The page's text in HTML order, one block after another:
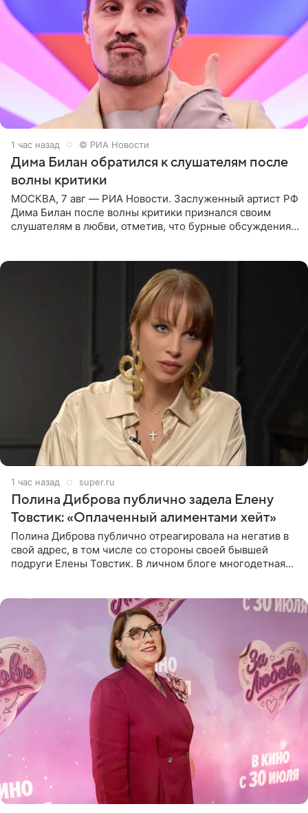
1 час назад © РИА Новости
Дима Билан обратился к слушателям после
волны критики
МОСКВА, 7 авг — РИА Новости. Заслуженный артист РФ
Дима Билан после волны критики признался своим
слушателям в любви, отметив, что бурные обсуждения
1 час назад super.ru
Полина Диброва публично задела Елену
Товстик: «Оплаченный алиментами хейт»
Полина Диброва публично отреагировала на негатив в
свой адрес, в том числе со стороны своей бывшей
подруги Елены Товстик. В личном блоге многодетная